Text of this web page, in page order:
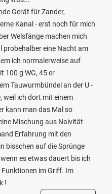
Gerät für Zander,
Kanal - erst noch für mich
Welsfänge machen mich
probehalber eine Nacht am
ich normalerweise auf
100 g WG, 45 er
Tauwurmbündel an der U -
weil ich dort mit einem
kann man das Mal so
Mischung aus Naivität
Erfahrung mit den
bisschen auf die Sprünge
es etwas dauert bis ich
Funktionen im Griff. Im
!